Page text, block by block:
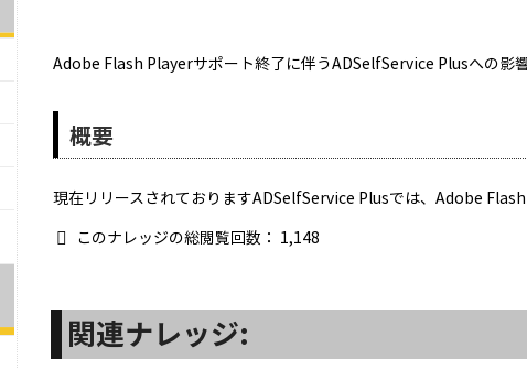
Adobe Flash Playerサポート終了に伴うADSelfService Plusへの影
概要
現在リリースされておりますADSelfService Plusでは、Adobe
このナレッジの総閲覧回数： 1,148
関連ナレッジ: